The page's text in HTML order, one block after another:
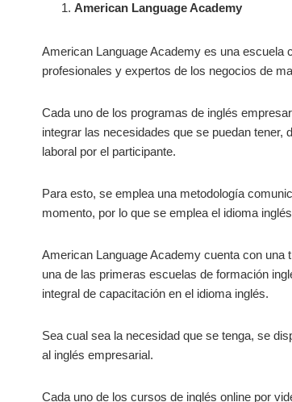
American Language Academy
American Language Academy es una escuela
profesionales y expertos de los negocios de
Cada uno de los programas de inglés
integrar las necesidades que se puedan
laboral por el participante.
Para esto, se emplea una metodología
momento, por lo que se emplea el idioma
American Language Academy cuenta con
una de las primeras escuelas de formación
integral de capacitación en el idioma inglés.
Sea cual sea la necesidad que se tenga, se
al inglés empresarial.
Cada uno de los cursos de inglés online por